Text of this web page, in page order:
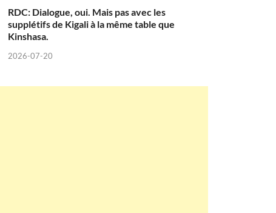
RDC: Dialogue, oui. Mais pas avec les
supplétifs de Kigali à la même table que
Kinshasa.
2026-07-20